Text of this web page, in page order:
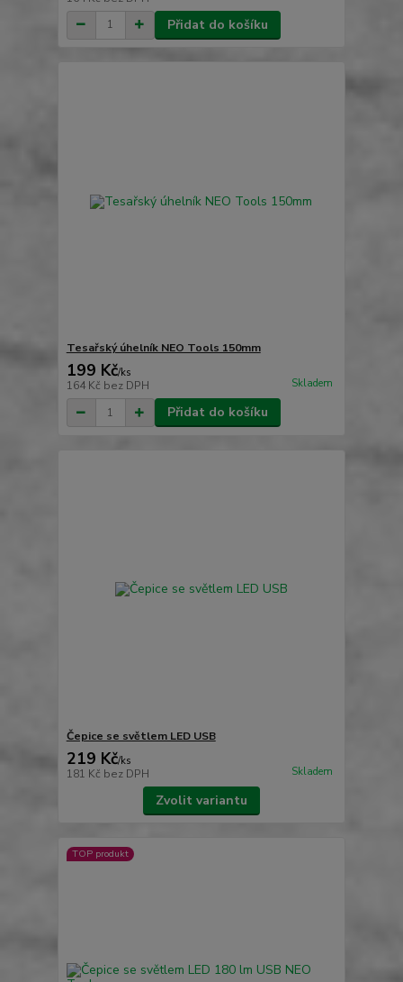
Přidat do košíku
Tesařský úhelník NEO Tools 150mm
199 Kč/ks
164 Kč bez DPH Skladem
Přidat do košíku
Čepice se světlem LED USB
219 Kč/ks
181 Kč bez DPH Skladem
Zvolit variantu
TOP produkt